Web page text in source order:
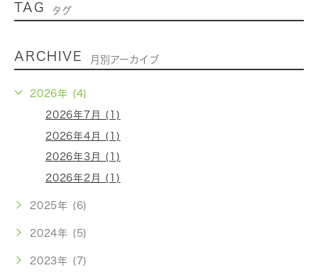
TAG タグ
ARCHIVE 月別アーカイブ
2026年 (4)
2026年7月 (1)
2026年4月 (1)
2026年3月 (1)
2026年2月 (1)
2025年 (6)
2024年 (5)
2023年 (7)